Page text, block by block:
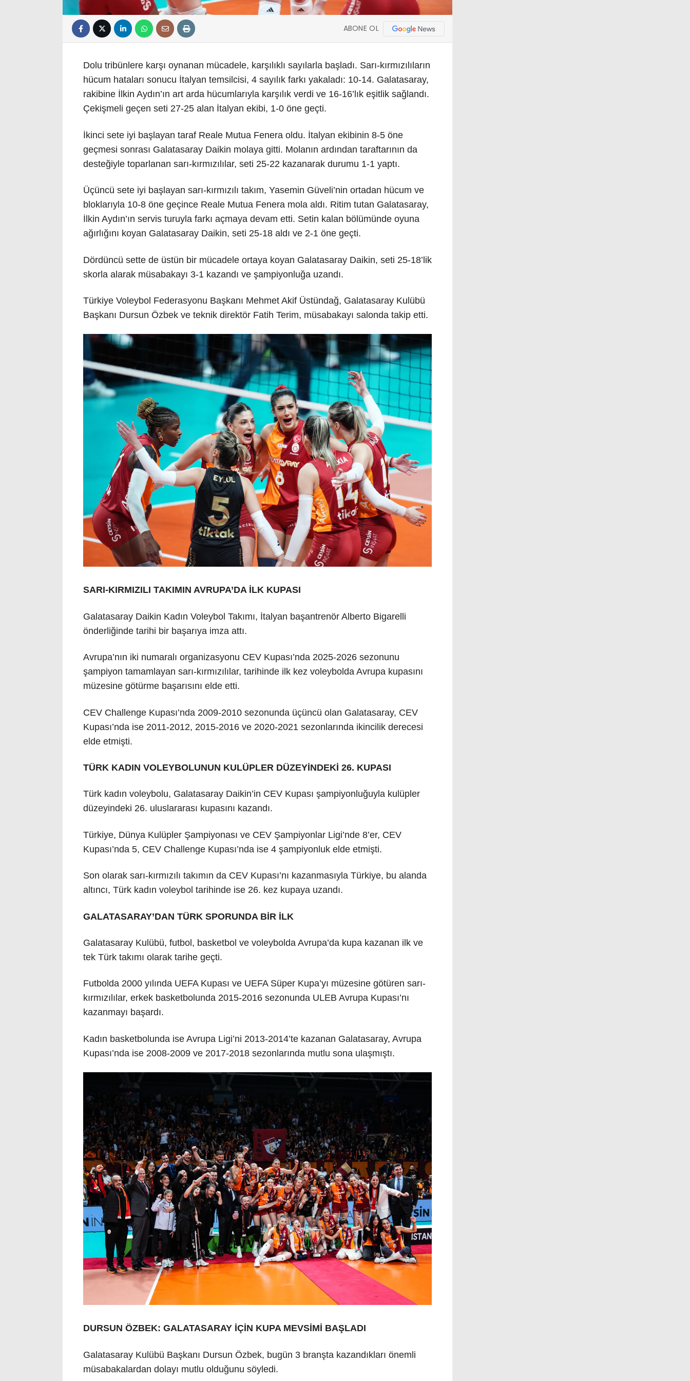
ABONE OL
Dolu tribünlere karşı oynanan mücadele, karşılıklı sayılarla başladı. Sarı-kırmızılıların
hücum hataları sonucu İtalyan temsilcisi, 4 sayılık farkı yakaladı: 10-14. Galatasaray,
rakibine İlkin Aydın’ın art arda hücumlarıyla karşılık verdi ve 16-16’lık eşitlik sağlandı.
Çekişmeli geçen seti 27-25 alan İtalyan ekibi, 1-0 öne geçti.
İkinci sete iyi başlayan taraf Reale Mutua Fenera oldu. İtalyan ekibinin 8-5 öne
geçmesi sonrası Galatasaray Daikin molaya gitti. Molanın ardından taraftarının da
desteğiyle toparlanan sarı-kırmızılılar, seti 25-22 kazanarak durumu 1-1 yaptı.
Üçüncü sete iyi başlayan sarı-kırmızılı takım, Yasemin Güveli’nin ortadan hücum ve
bloklarıyla 10-8 öne geçince Reale Mutua Fenera mola aldı. Ritim tutan Galatasaray,
İlkin Aydın’ın servis turuyla farkı açmaya devam etti. Setin kalan bölümünde oyuna
ağırlığını koyan Galatasaray Daikin, seti 25-18 aldı ve 2-1 öne geçti.
Dördüncü sette de üstün bir mücadele ortaya koyan Galatasaray Daikin, seti 25-18’lik
skorla alarak müsabakayı 3-1 kazandı ve şampiyonluğa uzandı.
Türkiye Voleybol Federasyonu Başkanı Mehmet Akif Üstündağ, Galatasaray Kulübü
Başkanı Dursun Özbek ve teknik direktör Fatih Terim, müsabakayı salonda takip etti.
SARI-KIRMIZILI TAKIMIN AVRUPA’DA İLK KUPASI
Galatasaray Daikin Kadın Voleybol Takımı, İtalyan başantrenör Alberto Bigarelli
önderliğinde tarihi bir başarıya imza attı.
Avrupa’nın iki numaralı organizasyonu CEV Kupası’nda 2025-2026 sezonunu
şampiyon tamamlayan sarı-kırmızılılar, tarihinde ilk kez voleybolda Avrupa kupasını
müzesine götürme başarısını elde etti.
CEV Challenge Kupası’nda 2009-2010 sezonunda üçüncü olan Galatasaray, CEV
Kupası’nda ise 2011-2012, 2015-2016 ve 2020-2021 sezonlarında ikincilik derecesi
elde etmişti.
TÜRK KADIN VOLEYBOLUNUN KULÜPLER DÜZEYİNDEKİ 26. KUPASI
Türk kadın voleybolu, Galatasaray Daikin’in CEV Kupası şampiyonluğuyla kulüpler
düzeyindeki 26. uluslararası kupasını kazandı.
Türkiye, Dünya Kulüpler Şampiyonası ve CEV Şampiyonlar Ligi’nde 8’er, CEV
Kupası’nda 5, CEV Challenge Kupası’nda ise 4 şampiyonluk elde etmişti.
Son olarak sarı-kırmızılı takımın da CEV Kupası’nı kazanmasıyla Türkiye, bu alanda
altıncı, Türk kadın voleybol tarihinde ise 26. kez kupaya uzandı.
GALATASARAY’DAN TÜRK SPORUNDA BİR İLK
Galatasaray Kulübü, futbol, basketbol ve voleybolda Avrupa’da kupa kazanan ilk ve
tek Türk takımı olarak tarihe geçti.
Futbolda 2000 yılında UEFA Kupası ve UEFA Süper Kupa’yı müzesine götüren sarı-
kırmızılılar, erkek basketbolunda 2015-2016 sezonunda ULEB Avrupa Kupası’nı
kazanmayı başardı.
Kadın basketbolunda ise Avrupa Ligi’ni 2013-2014’te kazanan Galatasaray, Avrupa
Kupası’nda ise 2008-2009 ve 2017-2018 sezonlarında mutlu sona ulaşmıştı.
DURSUN ÖZBEK: GALATASARAY İÇİN KUPA MEVSİMİ BAŞLADI
Galatasaray Kulübü Başkanı Dursun Özbek, bugün 3 branşta kazandıkları önemli
müsabakalardan dolayı mutlu olduğunu söyledi.